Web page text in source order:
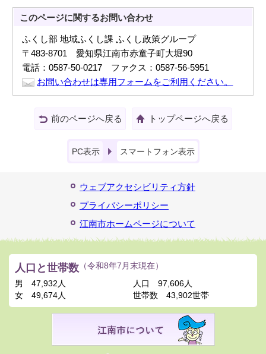
このページに関するお問い合わせ
ふくし部 地域ふくし課 ふくし政策グループ
〒483-8701 愛知県江南市赤童子町大堀90
電話：0587-50-0217 ファクス：0587-56-5951
お問い合わせは専用フォームをご利用ください。
前のページへ戻る トップページへ戻る
PC表示 スマートフォン表示
ウェブアクセシビリティ方針
プライバシーポリシー
江南市ホームページについて
人口と世帯数 （令和8年7月末現在）
男
47,932人
女
49,674人
人口
97,606人
世帯数
43,902世帯